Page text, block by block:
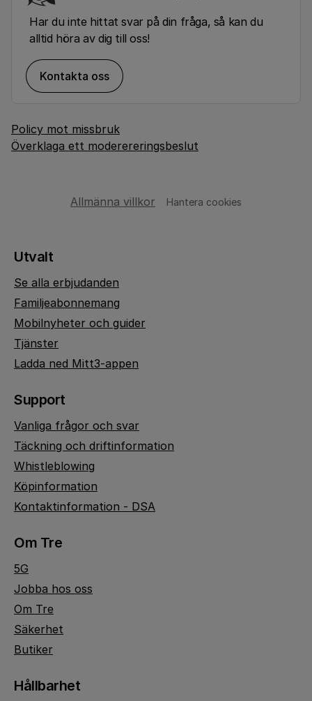
Har du inte hittat svar på din fråga, så kan du
alltid höra av dig till oss!
Kontakta oss
Policy mot missbruk
Överklaga ett moderereringsbeslut
Allmänna villkor Hantera cookies
Utvalt
Se alla erbjudanden
Familjeabonnemang
Mobilnyheter och guider
Tjänster
Ladda ned Mitt3-appen
Support
Vanliga frågor och svar
Täckning och driftinformation
Whistleblowing
Köpinformation
Kontaktinformation - DSA
Om Tre
5G
Jobba hos oss
Om Tre
Säkerhet
Butiker
Hållbarhet